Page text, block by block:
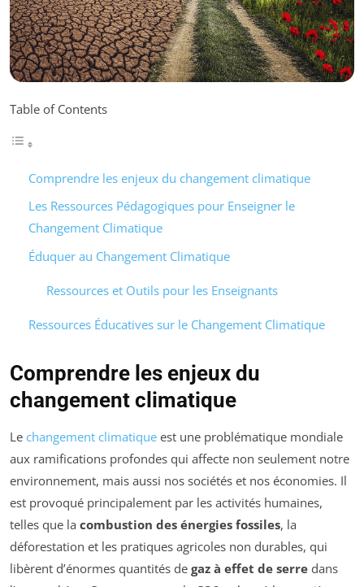
Table of Contents
Comprendre les enjeux du changement climatique
Les Ressources Pédagogiques pour Enseigner le
Changement Climatique
Éduquer au Changement Climatique
Ressources et Outils pour les Enseignants
Ressources Éducatives sur le Changement Climatique
Comprendre les enjeux du
changement climatique
Le changement climatique est une problématique mondiale
aux ramifications profondes qui affecte non seulement notre
environnement, mais aussi nos sociétés et nos économies. Il
est provoqué principalement par les activités humaines,
telles que la combustion des énergies fossiles, la
déforestation et les pratiques agricoles non durables, qui
libèrent d’énormes quantités de gaz à effet de serre dans